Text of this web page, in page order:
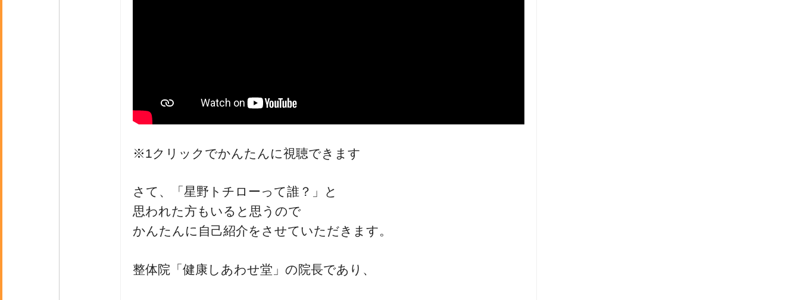
※1クリックでかんたんに視聴できます
さて、「星野トチローって誰？」と
思われた方もいると思うので
かんたんに自己紹介をさせていただきます。
整体院「健康しあわせ堂」の院長であり、